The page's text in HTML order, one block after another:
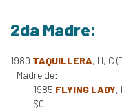
2da Madre:
1980 TAQUILLERA, H, C
Madre de:
1985 FLYING LADY,
$0